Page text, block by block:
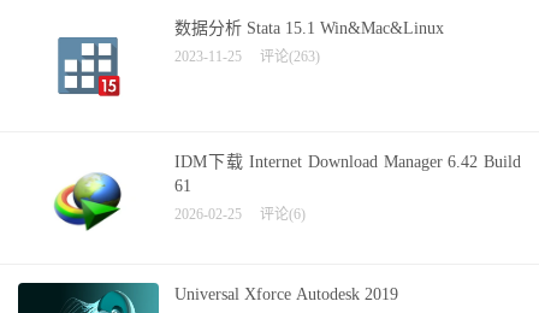
数据分析 Stata 15.1 Win&Mac&Linux
2023-11-25 评论(263)
IDM下载 Internet Download Manager 6.42 Build
61
2026-02-25 评论(6)
Universal Xforce Autodesk 2019